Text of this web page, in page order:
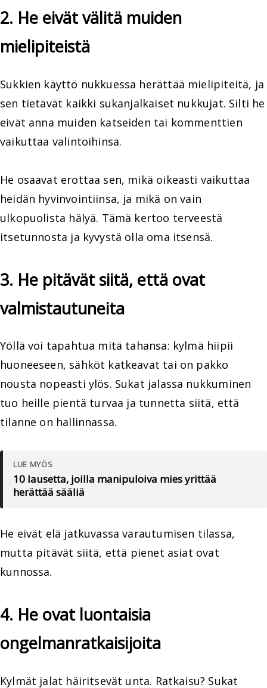
2. He eivät välitä muiden
mielipiteistä
Sukkien käyttö nukkuessa herättää mielipiteitä, ja
sen tietävät kaikki sukanjalkaiset nukkujat. Silti he
eivät anna muiden katseiden tai kommenttien
vaikuttaa valintoihinsa.
He osaavat erottaa sen, mikä oikeasti vaikuttaa
heidän hyvinvointiinsa, ja mikä on vain
ulkopuolista hälyä. Tämä kertoo terveestä
itsetunnosta ja kyvystä olla oma itsensä.
3. He pitävät siitä, että ovat
valmistautuneita
Yöllä voi tapahtua mitä tahansa: kylmä hiipii
huoneeseen, sähköt katkeavat tai on pakko
nousta nopeasti ylös. Sukat jalassa nukkuminen
tuo heille pientä turvaa ja tunnetta siitä, että
tilanne on hallinnassa.
LUE MYÖS
10 lausetta, joilla manipuloiva mies yrittää
herättää sääliä
He eivät elä jatkuvassa varautumisen tilassa,
mutta pitävät siitä, että pienet asiat ovat
kunnossa.
4. He ovat luontaisia
ongelmanratkaisijoita
Kylmät jalat häiritsevät unta. Ratkaisu? Sukat